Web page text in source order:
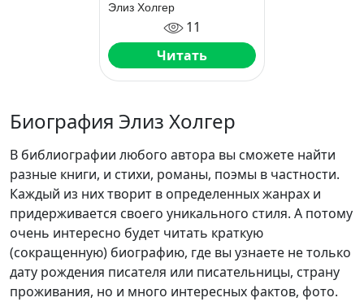
Элиз Холгер
11
Читать
Биография Элиз Холгер
В библиографии любого автора вы сможете найти
разные книги, и стихи, романы, поэмы в частности.
Каждый из них творит в определенных жанрах и
придерживается своего уникального стиля. А потому
очень интересно будет читать краткую
(сокращенную) биографию, где вы узнаете не только
дату рождения писателя или писательницы, страну
проживания, но и много интересных фактов, фото.